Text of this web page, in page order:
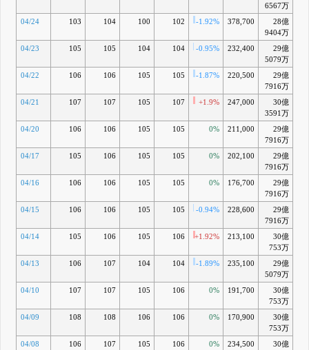
6567万
04/24 103 104 100 102 -1.92% 378,700
28億
9404万
04/23 105 105 104 104 -0.95% 232,400
29億
5079万
04/22 106 106 105 105 -1.87% 220,500
29億
7916万
04/21 107 107 105 107 +1.9% 247,000
30億
3591万
04/20 106 106 105 105 0% 211,000
29億
7916万
04/17 105 106 105 105 0% 202,100
29億
7916万
04/16 106 106 105 105 0% 176,700
29億
7916万
04/15 106 106 105 105 -0.94% 228,600
29億
7916万
04/14 105 106 105 106 +1.92% 213,100
30億
753万
04/13 106 107 104 104 -1.89% 235,100
29億
5079万
04/10 107 107 105 106 0% 191,700
30億
753万
04/09 108 108 106 106 0% 170,900
30億
753万
04/08 106 107 105 106 0% 234,500
30億